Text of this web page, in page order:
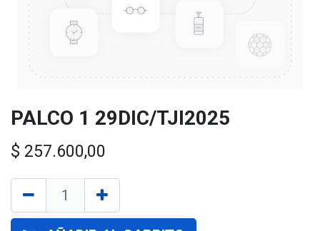
PALCO 1 29DIC/TJI2025
$ 257.600,00